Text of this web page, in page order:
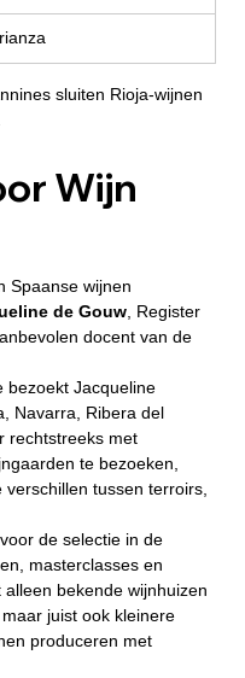
sluiten Rioja-wijnen
Wijn
Spaanse wijnen
de Gouw, Register
docent van de
bezoekt Jacqueline
Navarra, Ribera del
rechtstreeks met
te bezoeken,
tussen terroirs,
de selectie in de
masterclasses en
bekende wijnhuizen
juist ook kleinere
produceren met